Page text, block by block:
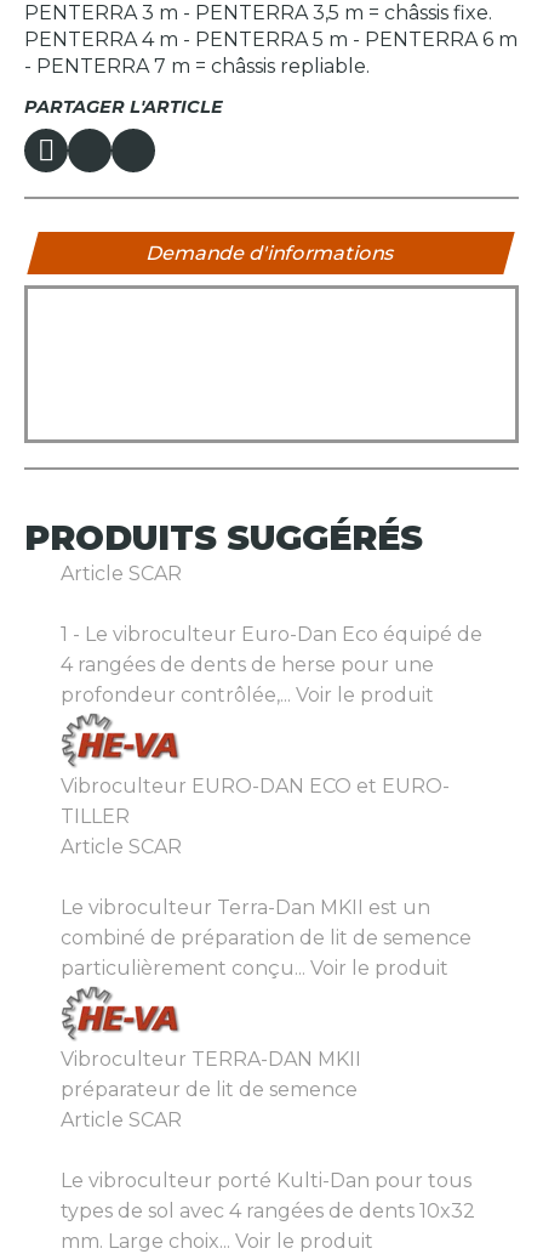
PARTAGER L'ARTICLE
PENTERRA 3 m - PENTERRA 3,5 m = châssis fixe.
PENTERRA 4 m - PENTERRA 5 m - PENTERRA 6 m
- PENTERRA 7 m = châssis repliable.
Demande d'informations
PRODUITS SUGGÉRÉS
Article SCAR
1 - Le vibroculteur Euro-Dan Eco équipé de
4 rangées de dents de herse pour une
profondeur contrôlée,... Voir le produit
Vibroculteur EURO-DAN ECO et EURO-
TILLER
Article SCAR
Le vibroculteur Terra-Dan MKII est un
combiné de préparation de lit de semence
particulièrement conçu... Voir le produit
Vibroculteur TERRA-DAN MKII
préparateur de lit de semence
Article SCAR
Le vibroculteur porté Kulti-Dan pour tous
types de sol avec 4 rangées de dents 10x32
mm. Large choix... Voir le produit